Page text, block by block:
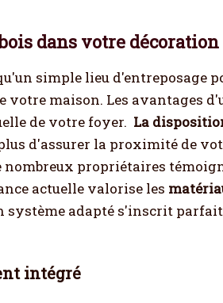
dans votre
simple lieu d'entreposage
votre maison. Les avantages
de votre foyer. La
d'assurer la proximité de
propriétaires
actuelle valorise les
système adapté s'inscrit
intégré